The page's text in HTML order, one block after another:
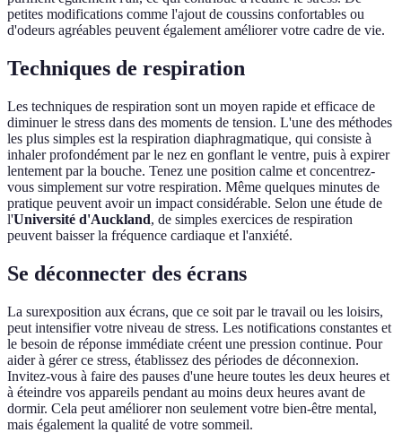
petites modifications comme l'ajout de coussins confortables ou
d'odeurs agréables peuvent également améliorer votre cadre de vie.
Techniques de respiration
Les techniques de respiration sont un moyen rapide et efficace de
diminuer le stress dans des moments de tension. L'une des méthodes
les plus simples est la respiration diaphragmatique, qui consiste à
inhaler profondément par le nez en gonflant le ventre, puis à expirer
lentement par la bouche. Tenez une position calme et concentrez-
vous simplement sur votre respiration. Même quelques minutes de
pratique peuvent avoir un impact considérable. Selon une étude de
l'Université d'Auckland, de simples exercices de respiration
peuvent baisser la fréquence cardiaque et l'anxiété.
Se déconnecter des écrans
La surexposition aux écrans, que ce soit par le travail ou les loisirs,
peut intensifier votre niveau de stress. Les notifications constantes et
le besoin de réponse immédiate créent une pression continue. Pour
aider à gérer ce stress, établissez des périodes de déconnexion.
Invitez-vous à faire des pauses d'une heure toutes les deux heures et
à éteindre vos appareils pendant au moins deux heures avant de
dormir. Cela peut améliorer non seulement votre bien-être mental,
mais également la qualité de votre sommeil.